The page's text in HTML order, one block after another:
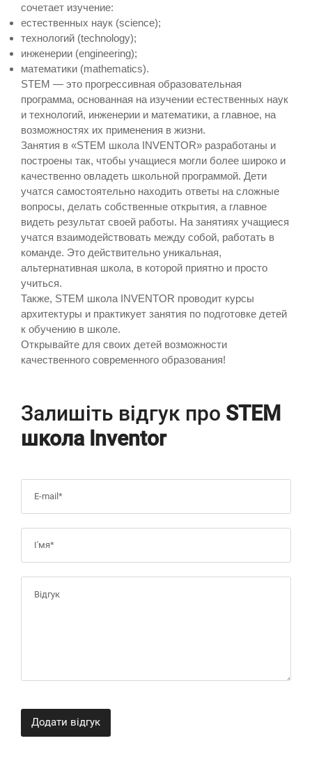
сочетает изучение:
естественных наук (science);
технологий (technology);
инженерии (engineering);
математики (mathematics).
STEM — это прогрессивная образовательная
программа, основанная на изучении естественных наук
и технологий, инженерии и математики, а главное, на
возможностях их применения в жизни.
Занятия в «STEM школа INVENTOR» разработаны и
построены так, чтобы учащиеся могли более широко и
качественно овладеть школьной программой. Дети
учатся самостоятельно находить ответы на сложные
вопросы, делать собственные открытия, а главное
видеть результат своей работы. На занятиях учащиеся
учатся взаимодействовать между собой, работать в
команде. Это действительно уникальная,
альтернативная школа, в которой приятно и просто
учиться.
Также, STEM школа INVENTOR проводит курсы
архитектуры и практикует занятия по подготовке детей
к обучению в школе.
Открывайте для своих детей возможности
качественного современного образования!
Залишіть відгук про STEM
школа Inventor
Додати відгук